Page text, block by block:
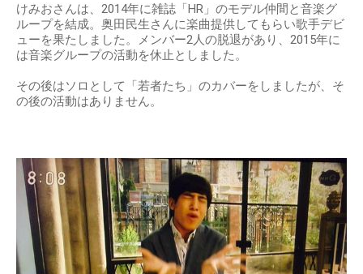
けみおさんは、2014年に雑誌「HR」のモデル仲間と音楽グ
ループを結成。奥田民生さんに楽曲提供してもらい歌手デビ
ューを果たしました。メンバー2人の脱退があり、2015年に
は音楽グループの活動を休止としました。
その後はソロとして「若者たち」のカバーをしましたが、そ
の後の活動はありません。